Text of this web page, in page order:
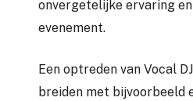
onvergetelijke ervaring
evenement.
Een optreden van Vocal
breiden met bijvoorbeeld